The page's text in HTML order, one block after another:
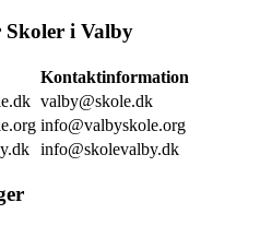
Skoler i Valby
Kontaktinformation
valby@skole.dk
info@valbyskole.org
info@skolevalby.dk